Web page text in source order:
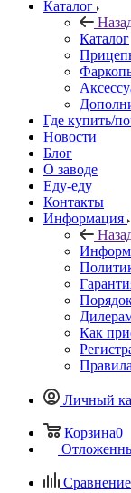
Каталог
Каталог
Где купить/
Новости
Блог
О заводе
Еду-еду
Контакты
Информация
Как
Личный
Корзина0